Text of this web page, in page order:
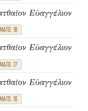
Εὐαγγέλιον
ΜΑΤΘ. 18
Εὐαγγέλιον
ΜΑΤΘ. 17
Εὐαγγέλιον
ΜΑΤΘ. 16